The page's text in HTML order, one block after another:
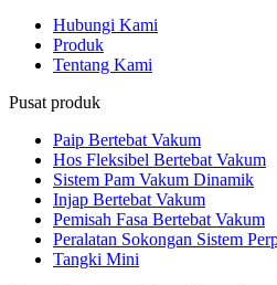
Hubungi Kami
Produk
Tentang Kami
Pusat produk
Paip Bertebat Vakum
Hos Fleksibel Bertebat Vakum
Sistem Pam Vakum Dinamik
Injap Bertebat Vakum
Pemisah Fasa Bertebat Vakum
Peralatan Sokongan Sistem
Tangki Mini